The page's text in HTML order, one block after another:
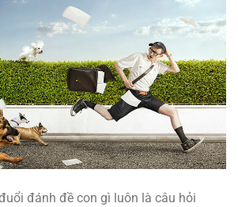
đánh đề con gì luôn là câu hỏi